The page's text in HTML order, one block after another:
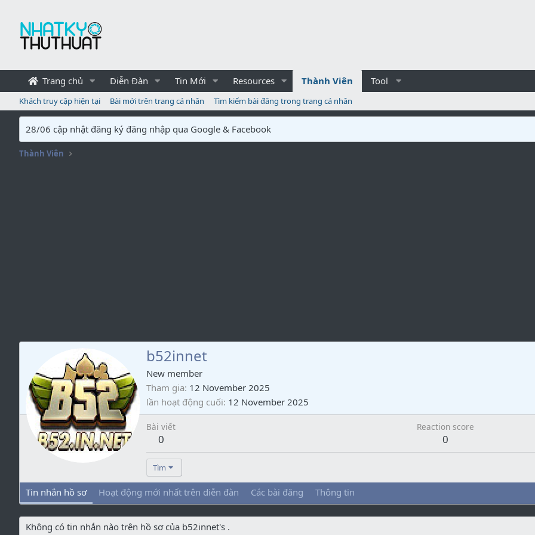
Trang chủ Diễn Đàn Tin Mới Resources Thành Viên Tool
Khách truy cập hiện tại Bài mới trên trang cá nhân Tìm kiếm bài đăng trong trang cá nhân
28/06 cập nhật đăng ký đăng nhập qua Google & Facebook
Thành Viên
b52innet
New member
Tham gia 12 November 2025
lần hoạt động cuối 12 November 2025
Bài viết
0
Reaction score
0
Tìm
Tin nhắn hồ sơ Hoạt động mới nhất trên diễn đàn Các bài đăng Thông tin
Không có tin nhắn nào trên hồ sơ của b52innet's .